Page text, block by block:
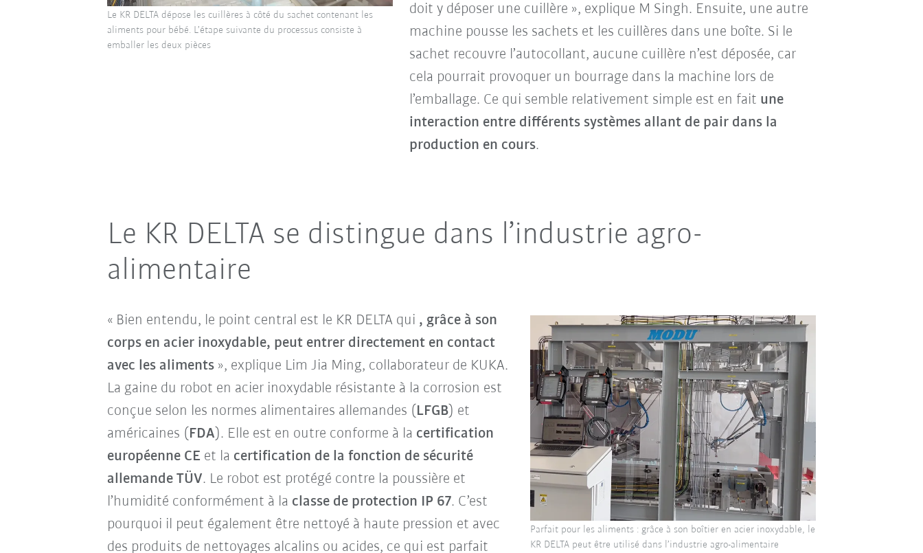
doit y déposer une cuillère », explique M Singh. Ensuite, une autre
machine pousse les sachets et les cuillères dans une boîte. Si le
sachet recouvre l’autocollant, aucune cuillère n’est déposée, car
cela pourrait provoquer un bourrage dans la machine lors de
l’emballage. Ce qui semble relativement simple est en fait une
interaction entre différents systèmes allant de pair dans la
production en cours.
Le KR DELTA dépose les cuillères à côté du sachet contenant les
aliments pour bébé. L’étape suivante du processus consiste à
emballer les deux pièces
Le KR DELTA se distingue dans l’industrie agro-
alimentaire
« Bien entendu, le point central est le KR DELTA qui , grâce à son
corps en acier inoxydable, peut entrer directement en contact
avec les aliments», explique Lim Jia Ming, collaborateur de KUKA.
La gaine du robot en acier inoxydable résistante à la corrosion est
conçue selon les normes alimentaires allemandes ( LFGB) et
américaines ( FDA). Elle est en outre conforme à la certification
européenne CE et la certification de la fonction de sécurité
allemande TÜV. Le robot est protégé contre la poussière et
l’humidité conformément à la classe de protection IP 67. C’est
pourquoi il peut également être nettoyé à haute pression et avec
des produits de nettoyages alcalins ou acides, ce qui est parfait
Parfait pour les aliments : grâce à son boîtier en acier inoxydable, le
KR DELTA peut être utilisé dans l’industrie agro-alimentaire